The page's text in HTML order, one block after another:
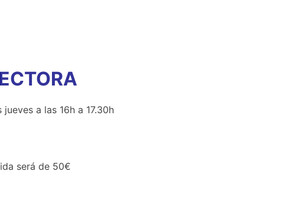
a las 16h a 17.30h
será de 50€